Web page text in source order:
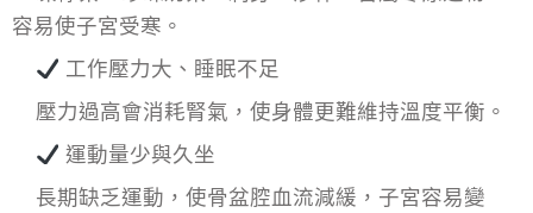
容易使子宮受寒。
工作壓力大、睡眠不足
壓力過高會消耗腎氣，使身體更難維持溫度平衡。
運動量少與久坐
長期缺乏運動，使骨盆腔血流減緩，子宮容易變